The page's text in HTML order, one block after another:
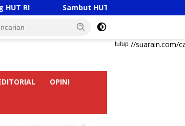
Sambut HUT RI Ke-81, Ricky Anthony Buka
tutup
https://suarain.com/
OPINI